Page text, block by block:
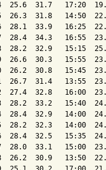
25.6  31.7   17:20
26.3  31.8   14:50
28.1  33.9   16:25
28.4  34.3   16:55
28.2  32.9   15:15
26.6  30.3   15:55
26.2  30.8   15:45
26.7  31.4   13:55
27.4  32.8   16:00
28.2  33.2   15:40
28.4  32.9   14:00
28.2  32.3   14:00
28.4  32.5   15:35
28.0  33.1   15:00
26.2  30.9   13:50